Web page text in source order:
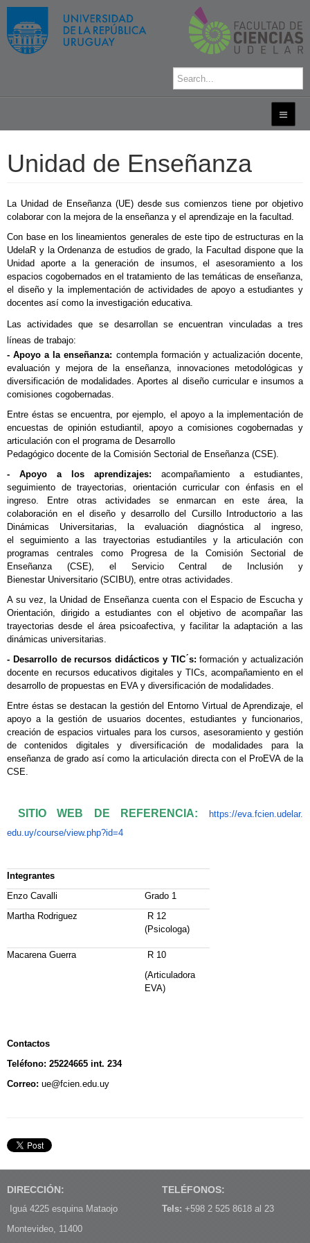
Unidad de Enseñanza
La Unidad de Enseñanza (UE) desde sus comienzos tiene por objetivo
colaborar con la mejora de la enseñanza y el aprendizaje en la facultad.
Con base en los lineamientos generales de este tipo de estructuras en la
UdelaR y la Ordenanza de estudios de grado, la Facultad dispone que la
Unidad aporte a la generación de insumos, el asesoramiento a los
espacios cogobernados en el tratamiento de las temáticas de enseñanza,
el diseño y la implementación de actividades de apoyo a estudiantes y
docentes así como la investigación educativa.
Las actividades que se desarrollan se encuentran vinculadas a tres
líneas de trabajo:
- Apoyo a la enseñanza: contempla formación y actualización docente,
evaluación y mejora de la enseñanza, innovaciones metodológicas y
diversificación de modalidades. Aportes al diseño curricular e insumos a
comisiones cogobernadas.
Entre éstas se encuentra, por ejemplo, el apoyo a la implementación de
encuestas de opinión estudiantil, apoyo a comisiones cogobernadas y
articulación con el programa de Desarrollo
Pedagógico docente de la Comisión Sectorial de Enseñanza (CSE).
- Apoyo a los aprendizajes: acompañamiento a estudiantes,
seguimiento de trayectorias, orientación curricular con énfasis en el
ingreso. Entre otras actividades se enmarcan en este área, la
colaboración en el diseño y desarrollo del Cursillo Introductorio a las
Dinámicas Universitarias, la evaluación diagnóstica al ingreso,
el seguimiento a las trayectorias estudiantiles y la articulación con
programas centrales como Progresa de la Comisión Sectorial de
Enseñanza (CSE), el Servicio Central de Inclusión y
Bienestar Universitario (SCIBU), entre otras actividades.
A su vez, la Unidad de Enseñanza cuenta con el Espacio de Escucha y
Orientación, dirigido a estudiantes con el objetivo de acompañar las
trayectorias desde el área psicoafectiva, y facilitar la adaptación a las
dinámicas universitarias.
- Desarrollo de recursos didácticos y TIC ́s: formación y actualización
docente en recursos educativos digitales y TICs, acompañamiento en el
desarrollo de propuestas en EVA y diversificación de modalidades.
Entre éstas se destacan la gestión del Entorno Virtual de Aprendizaje, el
apoyo a la gestión de usuarios docentes, estudiantes y funcionarios,
creación de espacios virtuales para los cursos, asesoramiento y gestión
de contenidos digitales y diversificación de modalidades para la
enseñanza de grado así como la articulación directa con el ProEVA de la
CSE.
SITIO WEB DE REFERENCIA:
https://eva.fcien.udelar.
edu.uy/course/view.php?id=4
Integrantes
Enzo Cavalli
Grado 1
Martha Rodriguez
R 12
(Psicologa)
Macarena Guerra
R 10
(Articuladora
EVA)
Contactos
Teléfono: 25224665 int. 234
Correo: ue@fcien.edu.uy
DIRECCIÓN:
Iguá 4225 esquina Mataojo
Montevideo, 11400
TELÉFONOS:
Tels: +598 2 525 8618 al 23